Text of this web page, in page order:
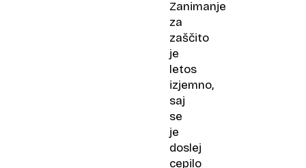
Zanimanje
za
zaščito
je
letos
izjemno,
saj
se
je
doslej
cepilo